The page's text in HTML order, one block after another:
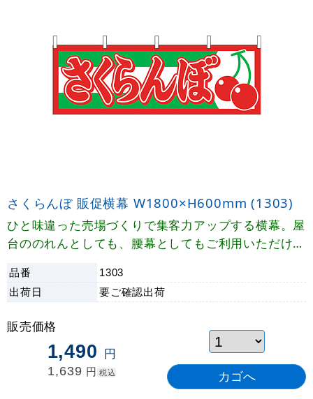
さくらんぼ 販促横幕 W1800×H600mm (1303)
ひと味違った売場づくりで集客力アップする横幕。屋
台ののれんとしても、腰幕としてもご利用いただけま
品番 1303
出荷日 要ご確認出荷
販売価格
1,490 円
1,639 円 税込